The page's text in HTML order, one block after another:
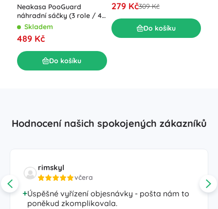
Neakasa PooGuard
náhradní sáčky (3 role / 48
ks)Skladem
489 Kč
Do košíku
279 Kč309 Kč
Do košíku
Hodnocení našich spokojených zákazníků
rimskyl
včera
Úspěšné vyřízení objesnávky - pošta nám to
poněkud zkomplikovala.